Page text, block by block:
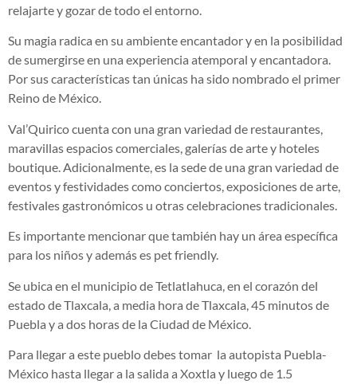
relajarte y gozar de todo el entorno.
Su magia radica en su ambiente encantador y en la posibilidad
de sumergirse en una experiencia atemporal y encantadora.
Por sus características tan únicas ha sido nombrado el primer
Reino de México.
Val’Quirico cuenta con una gran variedad de restaurantes,
maravillas espacios comerciales, galerías de arte y hoteles
boutique. Adicionalmente, es la sede de una gran variedad de
eventos y festividades como conciertos, exposiciones de arte,
festivales gastronómicos u otras celebraciones tradicionales.
Es importante mencionar que también hay un área específica
para los niños y además es pet friendly.
Se ubica en el municipio de Tetlatlahuca, en el corazón del
estado de Tlaxcala, a media hora de Tlaxcala, 45 minutos de
Puebla y a dos horas de la Ciudad de México.
Para llegar a este pueblo debes tomar la autopista Puebla-
México hasta llegar a la salida a Xoxtla y luego de 1.5